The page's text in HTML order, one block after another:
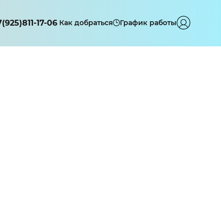
17-06 Как добраться График работы